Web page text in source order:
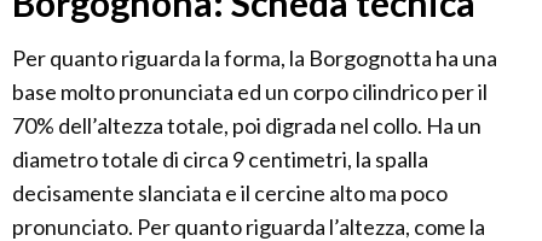
Per quanto riguarda la forma, la Borgognotta ha una
base molto pronunciata ed un corpo cilindrico per il
70% dell’altezza totale, poi digrada nel collo. Ha un
diametro totale di circa 9 centimetri, la spalla
decisamente slanciata e il cercine alto ma poco
pronunciato. Per quanto riguarda l’altezza, come la